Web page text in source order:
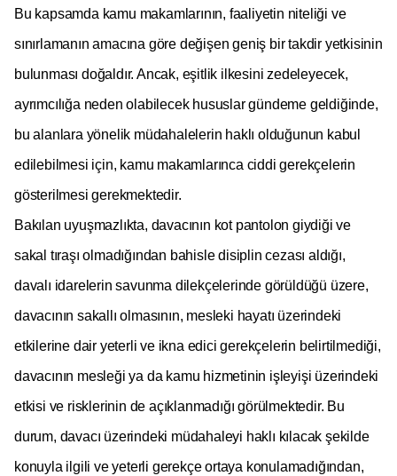
Bu kapsamda kamu makamlarının, faaliyetin niteliği ve
sınırlamanın amacına göre değişen geniş bir takdir yetkisinin
bulunması doğaldır. Ancak, eşitlik ilkesini zedeleyecek,
ayrımcılığa neden olabilecek hususlar gündeme geldiğinde,
bu alanlara yönelik müdahalelerin haklı olduğunun kabul
edilebilmesi için, kamu makamlarınca ciddi gerekçelerin
gösterilmesi gerekmektedir.
Bakılan uyuşmazlıkta, davacının kot pantolon giydiği ve
sakal tıraşı olmadığından bahisle disiplin cezası aldığı,
davalı idarelerin savunma dilekçelerinde görüldüğü üzere,
davacının sakallı olmasının, mesleki hayatı üzerindeki
etkilerine dair yeterli ve ikna edici gerekçelerin belirtilmediği,
davacının mesleği ya da kamu hizmetinin işleyişi üzerindeki
etkisi ve risklerinin de açıklanmadığı görülmektedir. Bu
durum, davacı üzerindeki müdahaleyi haklı kılacak şekilde
konuyla ilgili ve yeterli gerekçe ortaya konulamadığından,